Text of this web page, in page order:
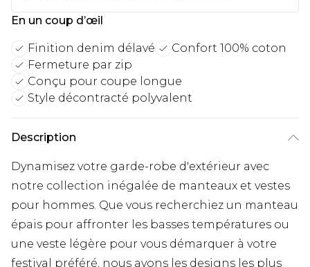
En un coup d’œil
Finition denim délavé
Confort 100% coton
Fermeture par zip
Conçu pour coupe longue
Style décontracté polyvalent
Description
Dynamisez votre garde-robe d'extérieur avec
notre collection inégalée de manteaux et vestes
pour hommes. Que vous recherchiez un manteau
épais pour affronter les basses températures ou
une veste légère pour vous démarquer à votre
festival préféré, nous avons les designs les plus